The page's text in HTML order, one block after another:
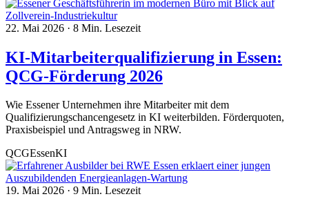
22. Mai 2026 · 8 Min. Lesezeit
KI-Mitarbeiterqualifizierung in Essen:
QCG-Förderung 2026
Wie Essener Unternehmen ihre Mitarbeiter mit dem
Qualifizierungschancengesetz in KI weiterbilden. Förderquoten,
Praxisbeispiel und Antragsweg in NRW.
QCGEssenKI
19. Mai 2026 · 9 Min. Lesezeit